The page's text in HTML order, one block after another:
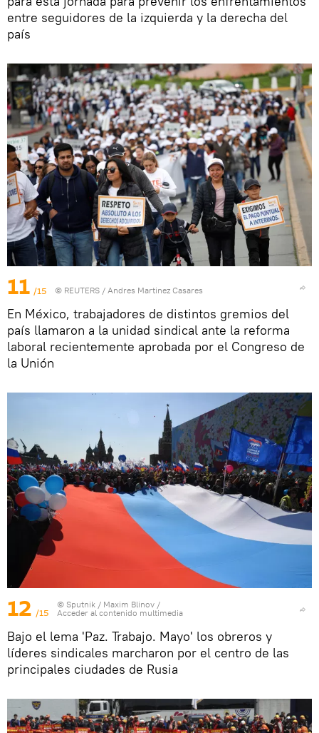
entre seguidores de la izquierda y la derecha del
país
11 /15 © REUTERS / Andres Martinez Casares
En México, trabajadores de distintos gremios del
país llamaron a la unidad sindical ante la reforma
laboral recientemente aprobada por el Congreso de
la Unión
12 /15
© Sputnik / Maxim Blinov /
Acceder al contenido multimedia
Bajo el lema 'Paz. Trabajo. Mayo' los obreros y
líderes sindicales marcharon por el centro de las
principales ciudades de Rusia